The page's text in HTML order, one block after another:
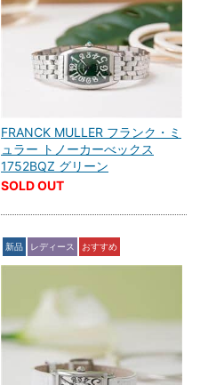
FRANCK MULLER フランク・ミ
ュラー トノーカーべックス
1752BQZ グリーン
SOLD OUT
新品 レディース おすすめ